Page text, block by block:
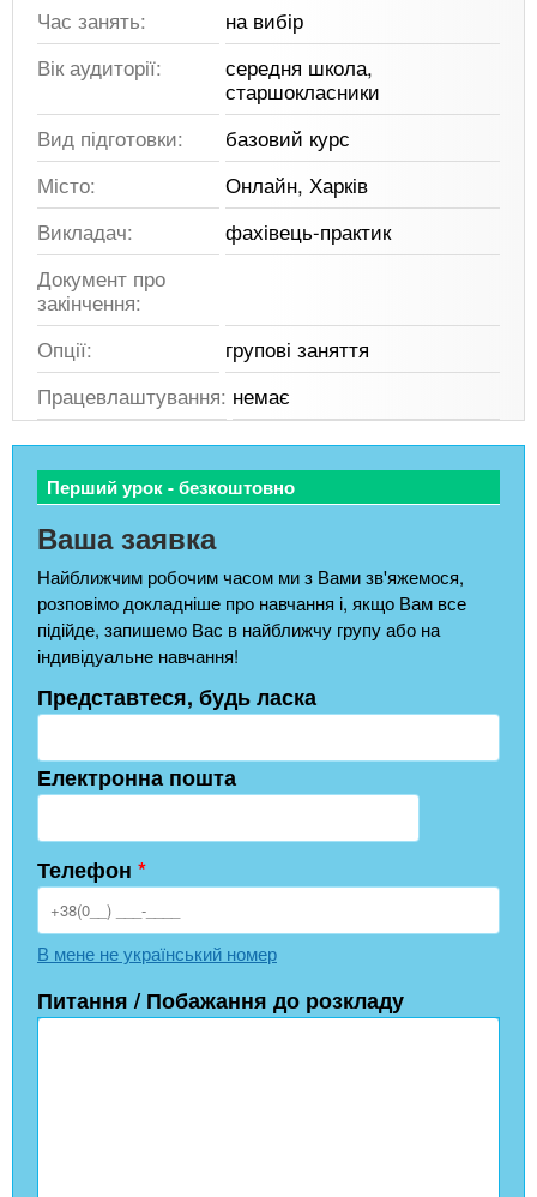
Час занять:
на вибір
Вік аудиторії:
середня школа,
старшокласники
Вид підготовки:
базовий курс
Місто:
Онлайн, Харків
Викладач:
фахівець-практик
Документ про
закінчення:
Опції:
групові заняття
Працевлаштування: немає
Перший урок - безкоштовно
Ваша заявка
Найближчим робочим часом ми з Вами зв'яжемося,
розповімо докладніше про навчання і, якщо Вам все
підійде, запишемо Вас в найближчу групу або на
індивідуальне навчання!
Представтеся, будь ласка
Електронна пошта
Телефон *
В мене не український номер
Питання / Побажання до розкладу